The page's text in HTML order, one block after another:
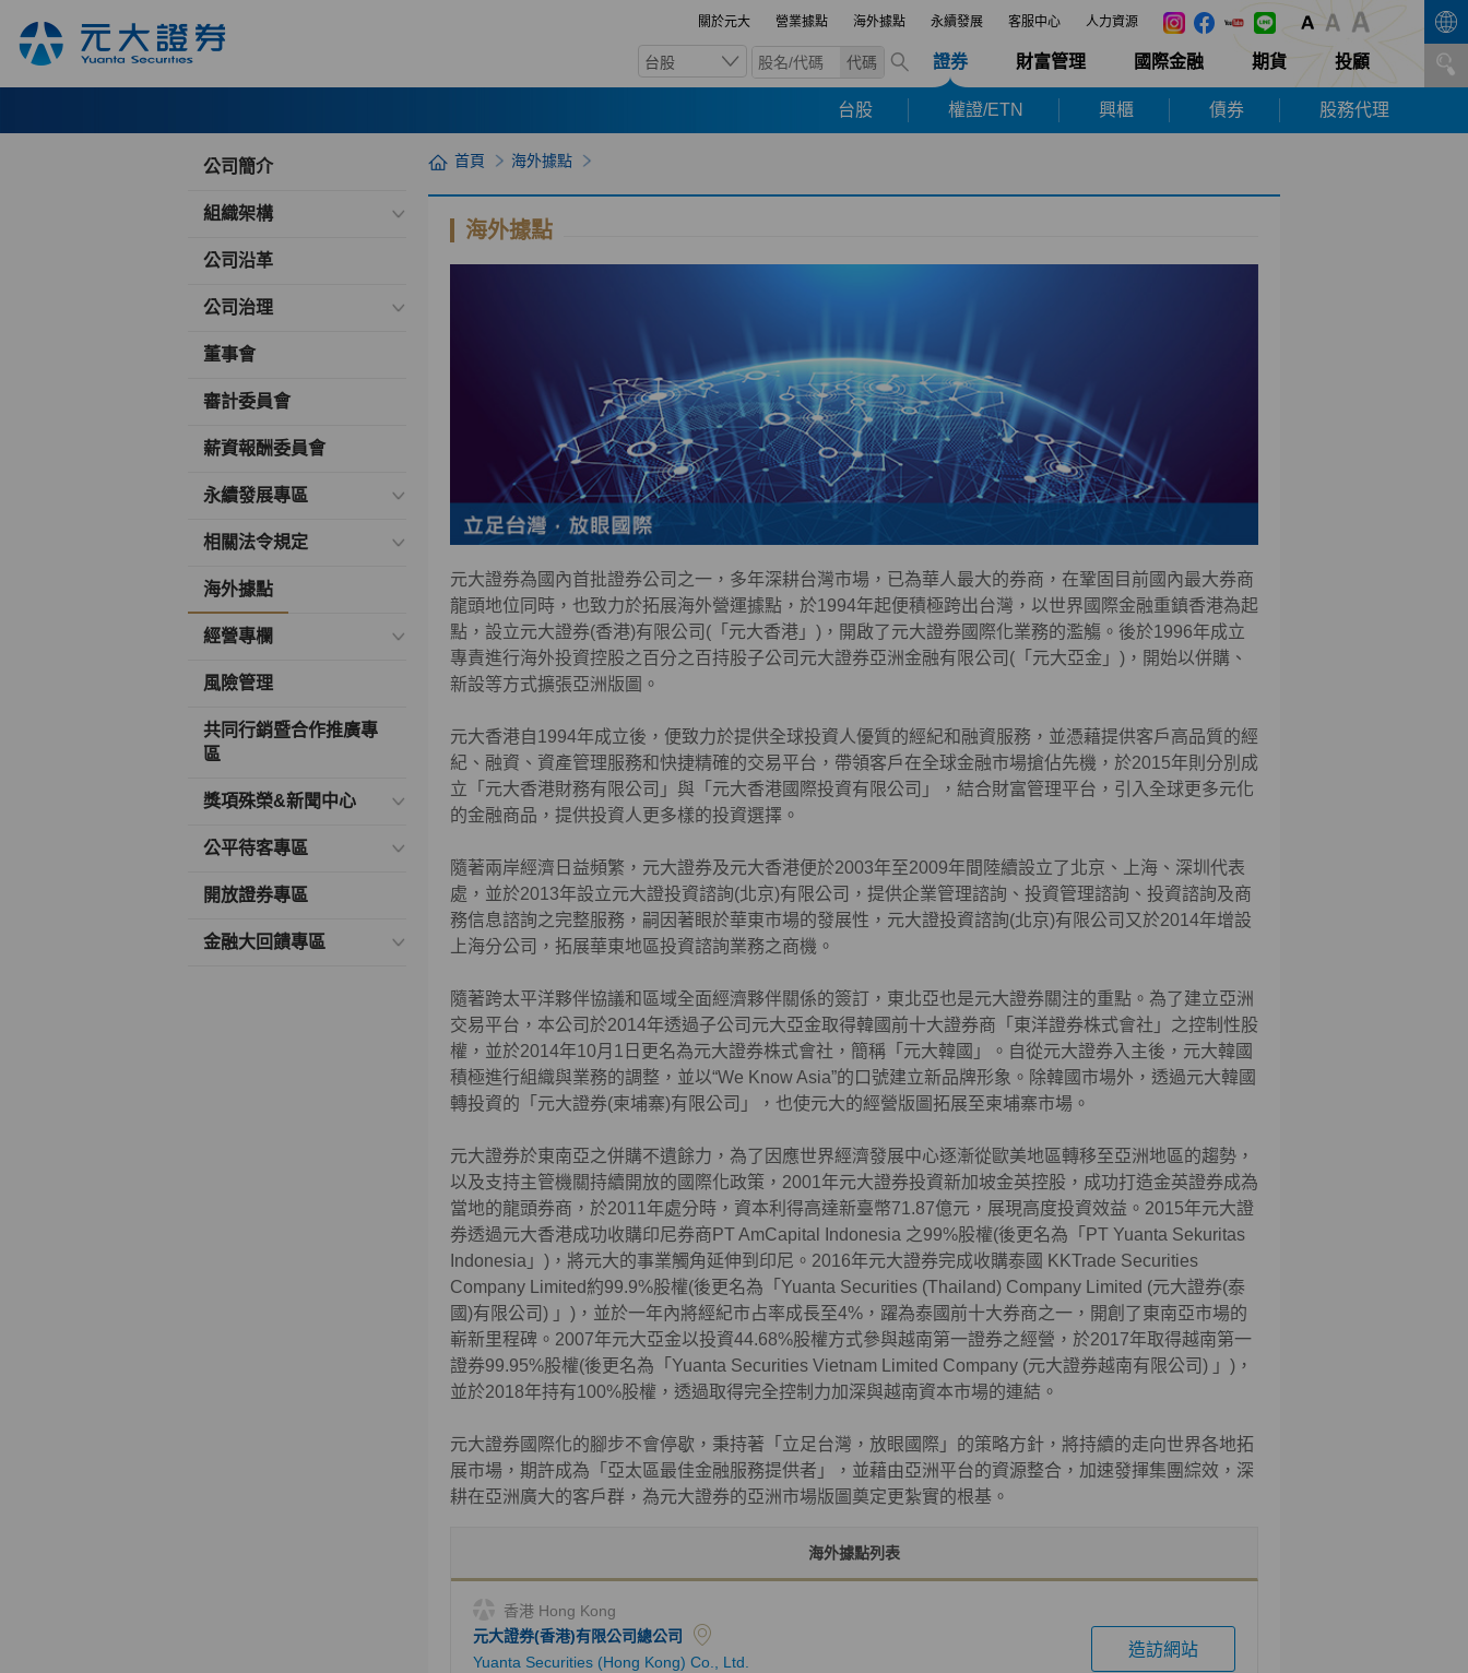
關於元大 營業據點 海外據點 永續發展 客服中心 人力資源
台股 代碼 證券 財富管理 國際金融 期貨 投顧
台股 權證/ETN 興櫃 債券 股務代理
公司簡介
組織架構
公司沿革
公司治理
董事會
審計委員會
薪資報酬委員會
永續發展專區
相關法令規定
海外據點
經營專欄
風險管理
共同行銷暨合作推廣專
區
獎項殊榮&新聞中心
公平待客專區
開放證券專區
金融大回饋專區
首頁 海外據點
海外據點
元大證券為國內首批證券公司之一，多年深耕台灣市場，已為華人最大的券商，在鞏固目前國內最大券商
龍頭地位同時，也致力於拓展海外營運據點，於1994年起便積極跨出台灣，以世界國際金融重鎮香港為起
點，設立元大證券(香港)有限公司(「元大香港」)，開啟了元大證券國際化業務的濫觴。後於1996年成立
專責進行海外投資控股之百分之百持股子公司元大證券亞洲金融有限公司(「元大亞金」)，開始以併購、
新設等方式擴張亞洲版圖。
元大香港自1994年成立後，便致力於提供全球投資人優質的經紀和融資服務，並憑藉提供客戶高品質的經
紀、融資、資產管理服務和快捷精確的交易平台，帶領客戶在全球金融市場搶佔先機，於2015年則分別成
立「元大香港財務有限公司」與「元大香港國際投資有限公司」，結合財富管理平台，引入全球更多元化
的金融商品，提供投資人更多樣的投資選擇。
隨著兩岸經濟日益頻繁，元大證券及元大香港便於2003年至2009年間陸續設立了北京、上海、深圳代表
處，並於2013年設立元大證投資諮詢(北京)有限公司，提供企業管理諮詢、投資管理諮詢、投資諮詢及商
務信息諮詢之完整服務，嗣因著眼於華東市場的發展性，元大證投資諮詢(北京)有限公司又於2014年增設
上海分公司，拓展華東地區投資諮詢業務之商機。
隨著跨太平洋夥伴協議和區域全面經濟夥伴關係的簽訂，東北亞也是元大證券關注的重點。為了建立亞洲
交易平台，本公司於2014年透過子公司元大亞金取得韓國前十大證券商「東洋證券株式會社」之控制性股
權，並於2014年10月1日更名為元大證券株式會社，簡稱「元大韓國」。自從元大證券入主後，元大韓國
積極進行組織與業務的調整，並以“We Know Asia”的口號建立新品牌形象。除韓國市場外，透過元大韓國
轉投資的「元大證券(柬埔寨)有限公司」，也使元大的經營版圖拓展至柬埔寨市場。
元大證券於東南亞之併購不遺餘力，為了因應世界經濟發展中心逐漸從歐美地區轉移至亞洲地區的趨勢，
以及支持主管機關持續開放的國際化政策，2001年元大證券投資新加坡金英控股，成功打造金英證券成為
當地的龍頭券商，於2011年處分時，資本利得高達新臺幣71.87億元，展現高度投資效益。2015年元大證
券透過元大香港成功收購印尼券商PT AmCapital Indonesia 之99%股權(後更名為「PT Yuanta Sekuritas
Indonesia」)，將元大的事業觸角延伸到印尼。2016年元大證券完成收購泰國 KKTrade Securities
Company Limited約99.9%股權(後更名為「Yuanta Securities (Thailand) Company Limited (元大證券(泰
國)有限公司) 」)，並於一年內將經紀市占率成長至4%，躍為泰國前十大券商之一，開創了東南亞市場的
嶄新里程碑。2007年元大亞金以投資44.68%股權方式參與越南第一證券之經營，於2017年取得越南第一
證券99.95%股權(後更名為「Yuanta Securities Vietnam Limited Company (元大證券越南有限公司) 」)，
並於2018年持有100%股權，透過取得完全控制力加深與越南資本市場的連結。
元大證券國際化的腳步不會停歇，秉持著「立足台灣，放眼國際」的策略方針，將持續的走向世界各地拓
展市場，期許成為「亞太區最佳金融服務提供者」，並藉由亞洲平台的資源整合，加速發揮集團綜效，深
耕在亞洲廣大的客戶群，為元大證券的亞洲市場版圖奠定更紮實的根基。
海外據點列表
造訪網站
香港 Hong Kong
元大證券(香港)有限公司總公司
Yuanta Securities (Hong Kong) Co., Ltd.